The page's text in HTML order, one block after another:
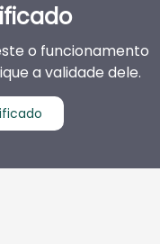
o funcionamento
a validade dele.